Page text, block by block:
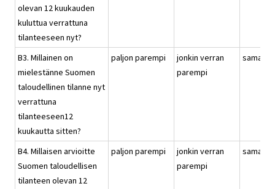
olevan 12 kuukauden
kuluttua verrattuna
tilanteeseen nyt?
B3. Millainen on
mielestänne Suomen
taloudellinen tilanne nyt
verrattuna
tilanteeseen12
kuukautta sitten?
paljon parempi
jonkin verran
parempi
B4. Millaisen arvioitte
Suomen taloudellisen
tilanteen olevan 12
paljon parempi
jonkin verran
parempi